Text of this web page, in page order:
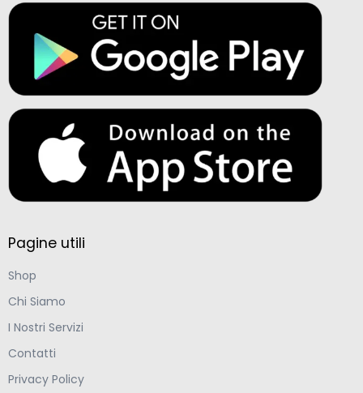
Pagine utili
Shop
Chi Siamo
I Nostri Servizi
Contatti
Privacy Policy